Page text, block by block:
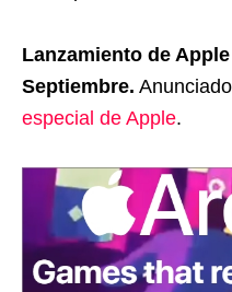
Lanzamiento de
Septiembre.
especial de Apple.